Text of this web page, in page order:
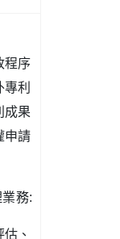
程序
利
成果
申請
業務:
、